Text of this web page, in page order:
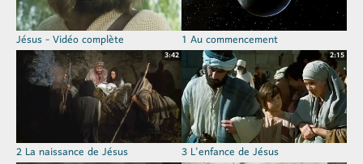
Jésus - Vidéo complète 1 Au commencement
3:42
2 La naissance de Jésus
2:15
3 L'enfance de Jésus